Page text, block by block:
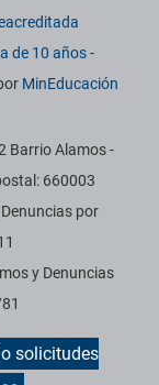
de 10 años-
MinEducación
Barrio Alamos -
660003
por
y Denuncias
solicitudes